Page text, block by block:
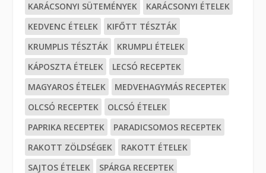
KARÁCSONYI SÜTEMÉNYEK
KARÁCSONYI ÉTELEK
KEDVENC ÉTELEK
KIFŐTT TÉSZTÁK
KRUMPLIS TÉSZTÁK
KRUMPLI ÉTELEK
KÁPOSZTA ÉTELEK
LECSÓ RECEPTEK
MAGYAROS ÉTELEK
MEDVEHAGYMÁS RECEPTEK
OLCSÓ RECEPTEK
OLCSÓ ÉTELEK
PAPRIKA RECEPTEK
PARADICSOMOS RECEPTEK
RAKOTT ZÖLDSÉGEK
RAKOTT ÉTELEK
SAJTOS ÉTELEK
SPÁRGA RECEPTEK